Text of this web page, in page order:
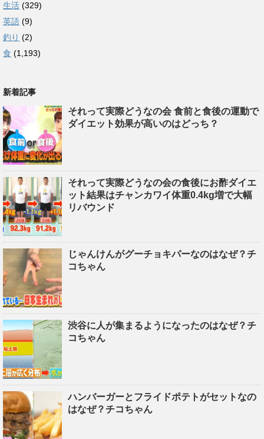
生活 (329)
英語 (9)
釣り (2)
食 (1,193)
新着記事
それって実際どうなの会 食前と食後の運動で
ダイエット効果が高いのはどっち？
それって実際どうなの会の食後にお酢ダイエ
ット結果はチャンカワイ体重0.4kg増で大幅
リバウンド
じゃんけんがグーチョキパーなのはなぜ？チ
コちゃん
渋谷に人が集まるようになったのはなぜ？チ
コちゃん
ハンバーガーとフライドポテトがセットなの
はなぜ？チコちゃん